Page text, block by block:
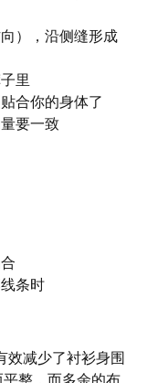
），沿侧缝形成
里
合你的身体了
要一致
条时
效减少了衬衫身围